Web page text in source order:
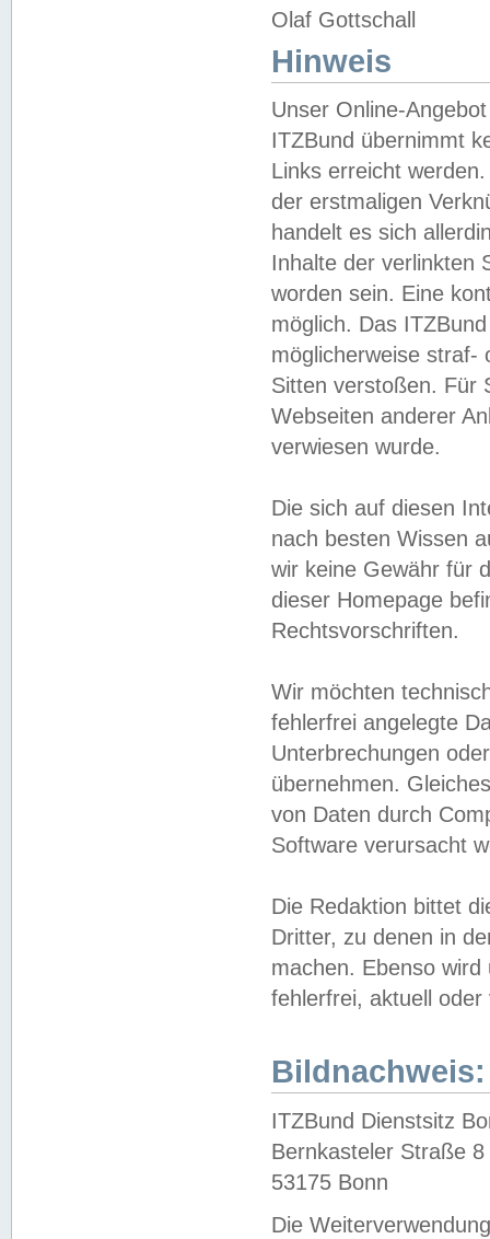
Olaf Gottschall
Hinweis
Unser Online-
ITZBund übernimmt
Links erreicht
der erstmaligen
handelt es sich
Inhalte der verlinkten
worden sein. Eine
möglich. Das
möglicherweise straf-
Sitten verstoßen. Für
Webseiten anderer
verwiesen wurde.
Die sich auf diesen
nach besten Wissen
wir keine Gewähr für
dieser Homepage
Rechtsvorschriften.
Wir möchten
fehlerfrei angelegte
Unterbrechungen
übernehmen.
von Daten durch
Software verursacht
Die Redaktion bittet
Dritter, zu denen in
machen. Ebenso
fehlerfrei, aktuell oder
Bildnachweis:
ITZBund Dienstsitz
Bernkasteler Straße 8
53175 Bonn
Die